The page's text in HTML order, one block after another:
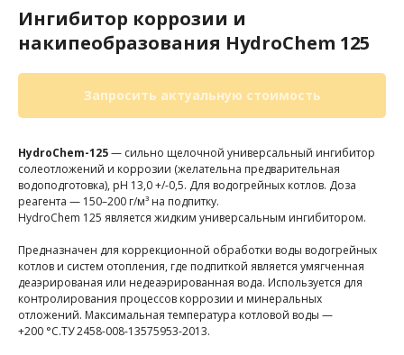
Ингибитор коррозии и
накипеобразования HydroChem 125
Запросить актуальную стоимость
HydroChem-125— сильно щелочной универсальный ингибитор
солеотложений и коррозии (желательна предварительная
водоподготовка), pH 13,0 +/-0,5. Для водогрейных котлов. Доза
реагента — 150–200 г/м³ на подпитку.
HydroChem 125 является жидким универсальным ингибитором.
Предназначен для коррекционной обработки воды водогрейных
котлов и систем отопления, где подпиткой является умягченная
деаэрированая или недеаэрированная вода. Используется для
контролирования процессов коррозии и минеральных
отложений. Максимальная температура котловой воды —
+200 °С.ТУ 2458-008-13575953-2013.